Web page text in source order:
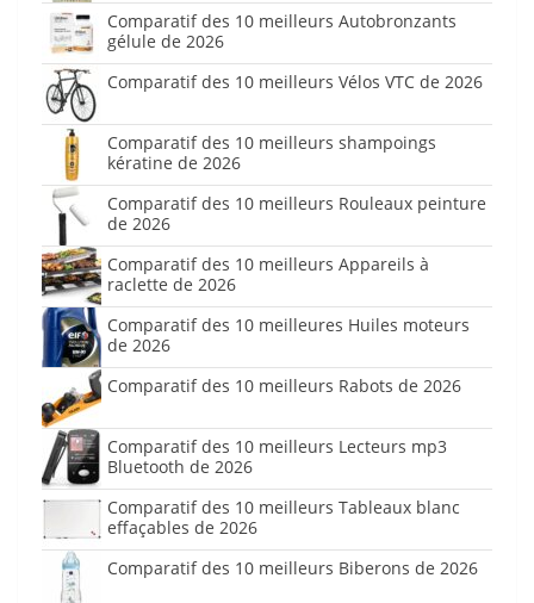
Comparatif des 10 meilleurs Autobronzants
gélule de 2026
Comparatif des 10 meilleurs Vélos VTC de 2026
Comparatif des 10 meilleurs shampoings
kératine de 2026
Comparatif des 10 meilleurs Rouleaux peinture
de 2026
Comparatif des 10 meilleurs Appareils à
raclette de 2026
Comparatif des 10 meilleures Huiles moteurs
de 2026
Comparatif des 10 meilleurs Rabots de 2026
Comparatif des 10 meilleurs Lecteurs mp3
Bluetooth de 2026
Comparatif des 10 meilleurs Tableaux blanc
effaçables de 2026
Comparatif des 10 meilleurs Biberons de 2026